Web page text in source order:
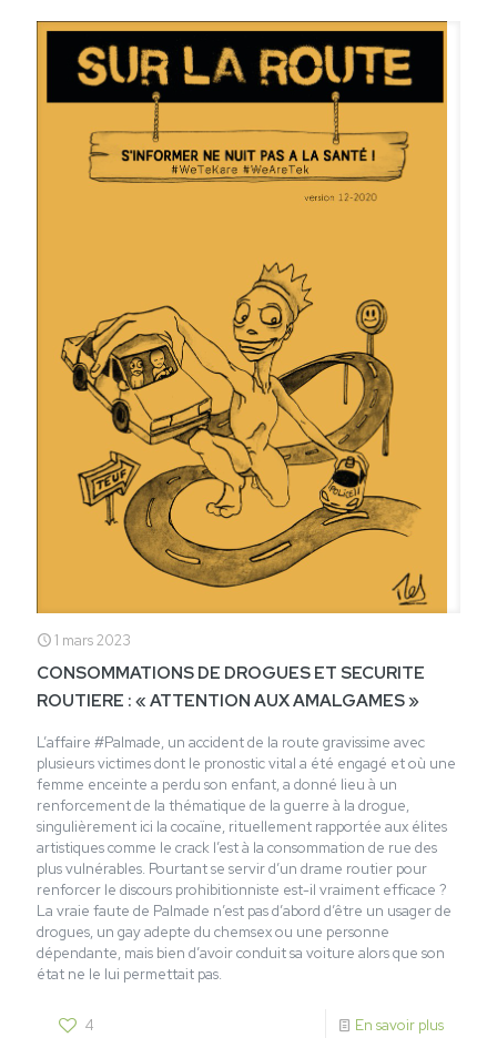
1 mars 2023
CONSOMMATIONS DE DROGUES ET SECURITE
ROUTIERE : « ATTENTION AUX AMALGAMES »
L’affaire #Palmade, un accident de la route gravissime avec
plusieurs victimes dont le pronostic vital a été engagé et où une
femme enceinte a perdu son enfant, a donné lieu à un
renforcement de la thématique de la guerre à la drogue,
singulièrement ici la cocaïne, rituellement rapportée aux élites
artistiques comme le crack l’est à la consommation de rue des
plus vulnérables. Pourtant se servir d’un drame routier pour
renforcer le discours prohibitionniste est-il vraiment efficace ?
La vraie faute de Palmade n’est pas d’abord d’être un usager de
drogues, un gay adepte du chemsex ou une personne
dépendante, mais bien d’avoir conduit sa voiture alors que son
état ne le lui permettait pas.
4 En savoir plus